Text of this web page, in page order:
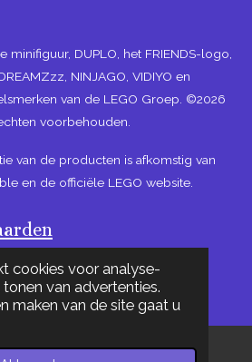
cookies voor analyse-
van advertenties.
maken van de site gaat u
minifiguur, DUPLO, het FRIENDS-logo,
NINJAGO, VIDIYO en
van de LEGO Groep. ©2026
voorbehouden.
van de producten is afkomstig van
en de officiële LEGO website.